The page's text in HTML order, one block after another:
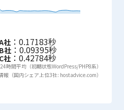
社 ：0.17183秒
B社：0.09395秒
C社 ：0.42784秒
時間平均（初期状態WordPress/PHP8系）
報（国内シェア上位3社: hostadvice.com）